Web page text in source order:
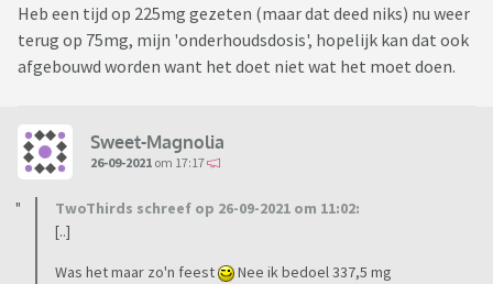
Heb een tijd op 225mg gezeten (maar dat deed niks) nu weer
terug op 75mg, mijn 'onderhoudsdosis', hopelijk kan dat ook
afgebouwd worden want het doet niet wat het moet doen.
Sweet-Magnolia
26-09-2021 om 17:17
TwoThirds schreef op 26-09-2021 om 11:02:
[..]
Was het maar zo'n feest Nee ik bedoel 337,5 mg